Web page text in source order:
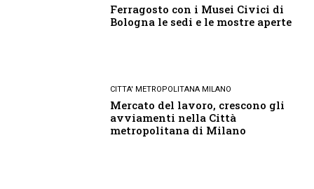
Ferragosto con i Musei Civici di
Bologna le sedi e le mostre aperte
CITTA' METROPOLITANA MILANO
Mercato del lavoro, crescono gli
avviamenti nella Città
metropolitana di Milano